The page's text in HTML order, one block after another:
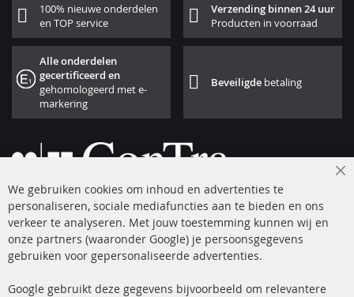
100% nieuwe onderdelen
en TOP service
Verzending binnen 24 uur
Producten in voorraad
Alle onderdelen
gecertificeerd en
gehomologeerd met e-
markering
Beveiligde betaling
+49 (0) 4533 799 00 0
ma-do: 09-17 u, vr Fr 09-16 u
info@contra-automotive.de
facebook
instagram
We gebruiken cookies om inhoud en advertenties te
personaliseren, sociale mediafuncties aan te bieden en ons
verkeer te analyseren. Met jouw toestemming kunnen wij en
onze partners (waaronder Google) je persoonsgegevens
gebruiken voor gepersonaliseerde advertenties.
Google gebruikt deze gegevens bijvoorbeeld om relevantere